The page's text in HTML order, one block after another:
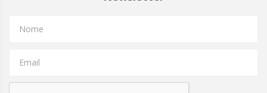
Nome
Email